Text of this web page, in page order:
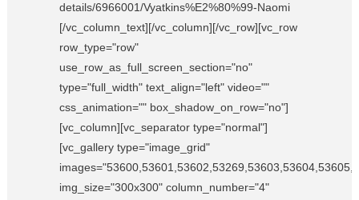
details/6966001/Vyatkins%E2%80%99-Naomi
[/vc_column_text][/vc_column][/vc_row][vc_row
row_type="row"
use_row_as_full_screen_section="no"
type="full_width" text_align="left" video=""
css_animation="" box_shadow_on_row="no"]
[vc_column][vc_separator type="normal"]
[vc_gallery type="image_grid"
img_size="300x300" column_number="4"